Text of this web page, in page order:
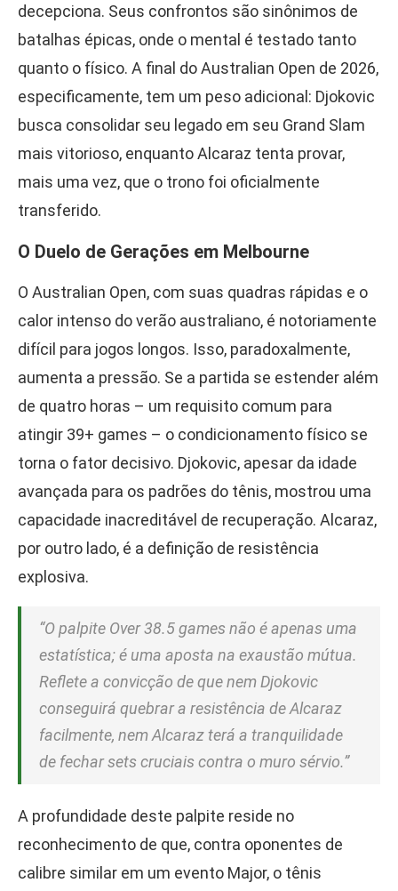
decepciona. Seus confrontos são sinônimos de
batalhas épicas, onde o mental é testado tanto
quanto o físico. A final do Australian Open de 2026,
especificamente, tem um peso adicional: Djokovic
busca consolidar seu legado em seu Grand Slam
mais vitorioso, enquanto Alcaraz tenta provar,
mais uma vez, que o trono foi oficialmente
transferido.
O Duelo de Gerações em Melbourne
O Australian Open, com suas quadras rápidas e o
calor intenso do verão australiano, é notoriamente
difícil para jogos longos. Isso, paradoxalmente,
aumenta a pressão. Se a partida se estender além
de quatro horas – um requisito comum para
atingir 39+ games – o condicionamento físico se
torna o fator decisivo. Djokovic, apesar da idade
avançada para os padrões do tênis, mostrou uma
capacidade inacreditável de recuperação. Alcaraz,
por outro lado, é a definição de resistência
explosiva.
“O palpite Over 38.5 games não é apenas uma
estatística; é uma aposta na exaustão mútua.
Reflete a convicção de que nem Djokovic
conseguirá quebrar a resistência de Alcaraz
facilmente, nem Alcaraz terá a tranquilidade
de fechar sets cruciais contra o muro sérvio.”
A profundidade deste palpite reside no
reconhecimento de que, contra oponentes de
calibre similar em um evento Major, o tênis